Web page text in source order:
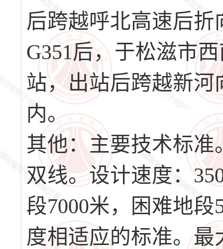
后跨越呼北高速后
G351后，于松滋市
站，出站后跨越新
内。
其他：主要技术标
双线。设计速度：
段7000米，困难地
度相适应的标准。